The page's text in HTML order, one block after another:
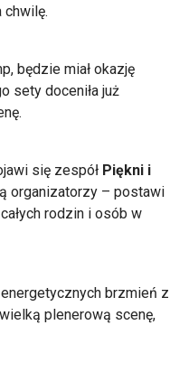
chwilę.
będzie miał okazję
sety doceniła już
się zespół Piękni i
organizatorzy – postawi
rodzin i osób w
brzmień z
plenerową scenę,